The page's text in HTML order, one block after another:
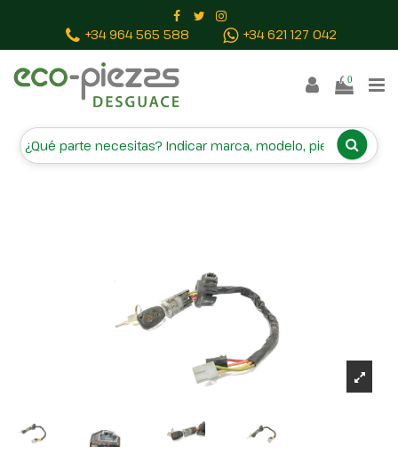
+34 964 565 588 +34 621 127 042
0
RECAMBIOS
BAJAS Y TASACIONES
CONTACTO
Inicio Piezas vehículos CONMUTADOR DE ARRANQUE